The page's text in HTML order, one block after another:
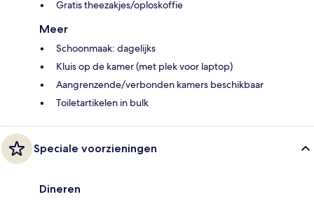
Gratis theezakjes/oploskoffie
Meer
Schoonmaak: dagelijks
Kluis op de kamer (met plek voor laptop)
Aangrenzende/verbonden kamers beschikbaar
Toiletartikelen in bulk
Speciale voorzieningen
Dineren